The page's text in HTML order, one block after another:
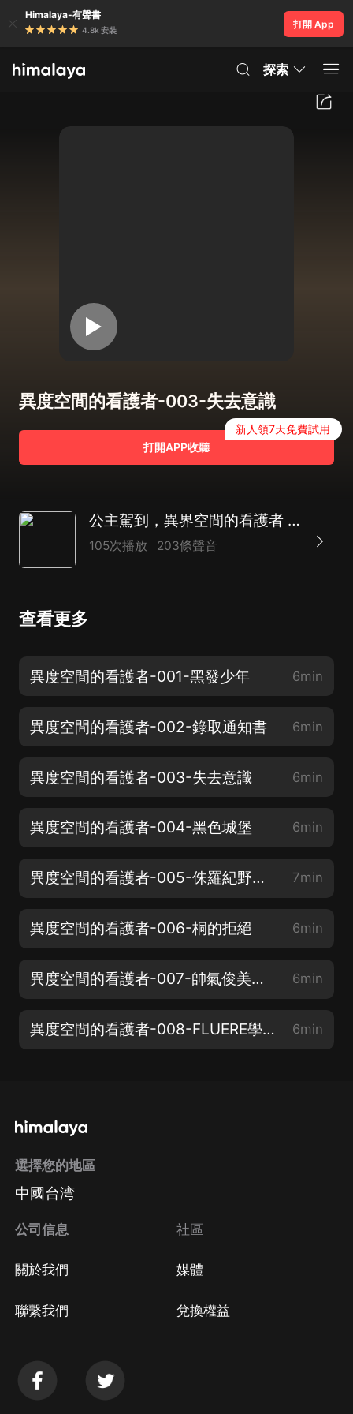
Himalaya-有聲書
4.8k 安裝
打開 App
探索
異度空間的看護者-003-失去意識
打開APP收聽
新人領7天免費試用
公主駕到，異界空間的看護者 | 異界重生 | 魔法領域 | 滅世遊戲 | 多播劇
105次播放 203條聲音
查看更多
異度空間的看護者-001-黑發少年 6min
異度空間的看護者-002-錄取通知書 6min
異度空間的看護者-003-失去意識 6min
異度空間的看護者-004-黑色城堡 6min
異度空間的看護者-005-侏羅紀野人？ 7min
異度空間的看護者-006-桐的拒絕 6min
異度空間的看護者-007-帥氣俊美的少年 6min
異度空間的看護者-008-FLUERE學院 6min
選擇您的地區
中國台湾
公司信息
關於我們
聯繫我們
社區
媒體
兌換權益